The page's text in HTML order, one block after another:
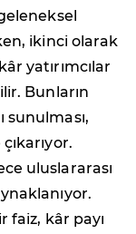
ikinci olarak
yatırımcılar
Bunların
sunulması,
uluslararası
faiz, kâr payı